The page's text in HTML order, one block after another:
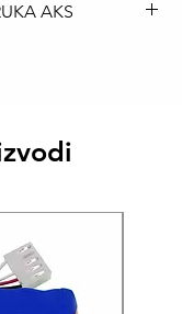
AKS kurirskom
AKS
AKS kurirskom